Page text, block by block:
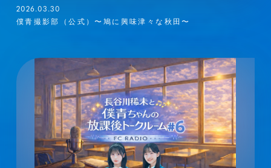
2026.03.30
僕青撮影部（公式）〜鳩に興味津々な秋田〜